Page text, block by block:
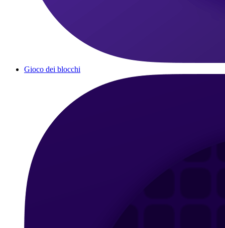
Gioco dei blocchi